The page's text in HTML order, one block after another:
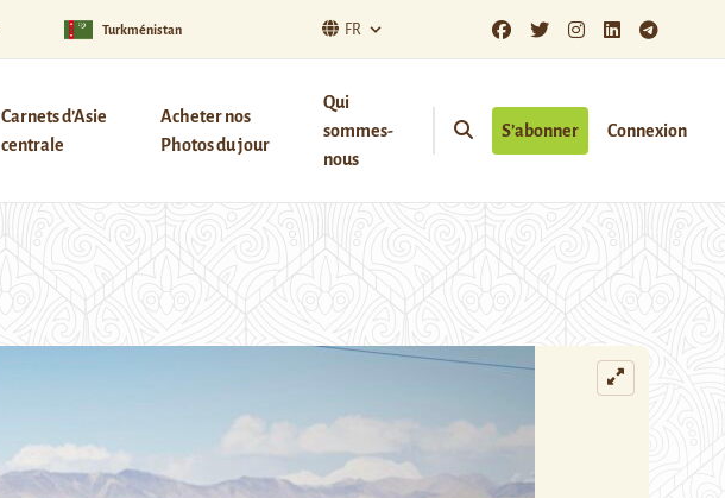
Turkménistan FR
Carnets d’Asie
centrale
Acheter nos
Photos du jour
Qui
sommes-
nous
S’abonner Connexion